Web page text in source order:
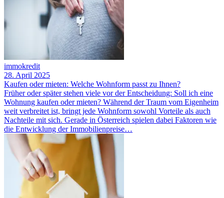
immokredit
28. April 2025
Kaufen oder mieten: Welche Wohnform passt zu Ihnen?
Früher oder später stehen viele vor der Entscheidung: Soll ich eine
Wohnung kaufen oder mieten? Während der Traum vom Eigenheim
weit verbreitet ist, bringt jede Wohnform sowohl Vorteile als auch
Nachteile mit sich. Gerade in Österreich spielen dabei Faktoren wie
die Entwicklung der Immobilienpreise…